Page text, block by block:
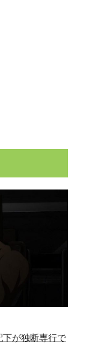
下が独断専行で